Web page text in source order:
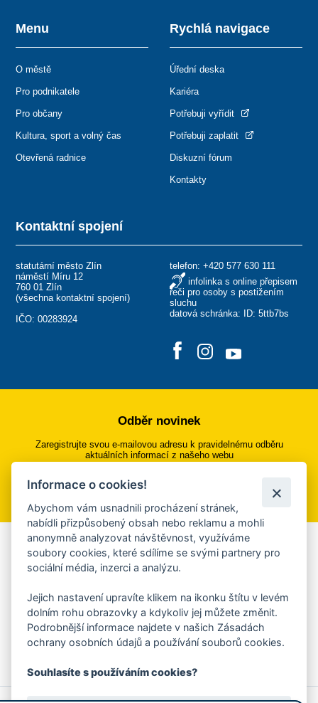
Kontaktní spojení
statutární město Zlín
náměstí Míru 12
760 01 Zlín
(všechna kontaktní spojení)
IČO: 00283924
telefon: +420 577 630 111
infolinka s online přepisem
řeči pro osoby s postižením
sluchu
datová schránka: ID: 5ttb7bs
Menu
O městě
Pro podnikatele
Pro občany
Kultura, sport a volný čas
Otevřená radnice
Rychlá navigace
Úřední deska
Kariéra
Potřebuji vyřídit
Potřebuji zaplatit
Diskuzní fórum
Kontakty
Odběr novinek
Zaregistrujte svou e-mailovou adresu k pravidelnému odběru
aktuálních informací z našeho webu
Přihlásit se k odběru
Aplikace Mobilní rozhlas
Chcete dostávat do svého mobilu či mailu upozornění na
ankety, pozvánky na kulturní a sportovní akce?
Více informací o aplikaci
Informace o cookies!
Abychom vám usnadnili procházení stránek,
nabídli přizpůsobený obsah nebo reklamu a mohli
anonymně analyzovat návštěvnost, využíváme
soubory cookies, které sdílíme se svými partnery pro
sociální média, inzerci a analýzu.
Jejich nastavení upravíte klikem na ikonku štítu v levém
dolním rohu obrazovky a kdykoliv jej můžete změnit.
Podrobnější informace najdete v našich Zásadách
ochrany osobních údajů a používání souborů cookies.
Souhlasíte s používáním cookies?